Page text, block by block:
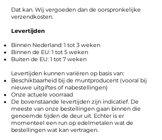
Dat kan. Wij vergoeden dan de oorspronkelijke
verzendkosten.
Levertijden
Binnen Nederland: 1 tot 3 weken
Binnen de EU: 1 tot 5 weken
Buiten de EU: 1 tot 7 weken
Levertijden kunnen variëren op basis van:
Beschikbaarheid bij de muntproducent (vooral bij
nieuwe uitgiftes of nabestellingen)
Onze actuele voorraad
De bovenstaande levertijden zijn indicatief. De
meeste van onze bestellingen gaan binnen die
genoemde tijden de deur uit. Echter is er
momenteel een run op edelmetalen wat de
bestellingen wat kan vertragen.